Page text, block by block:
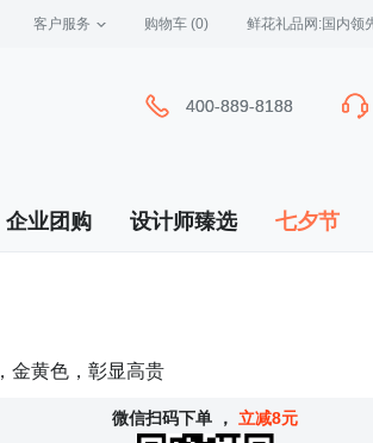
客户服务 购物车 (0) 鲜花礼品网:国内领
400-889-8188
400-889-8188
企业团购 设计师臻选 七夕节
金黄色，彰显高贵
微信扫码下单 ， 立减8元